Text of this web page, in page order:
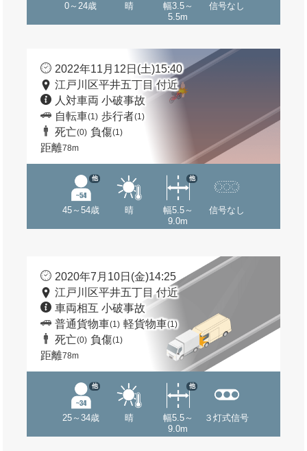
0～24歳 晴
幅3.5～
5.5m
信号なし
2022年11月12日(土)15:40
江戸川区平井五丁目 付近
人対車両 小破事故
自転車(1) 歩行者(1)
死亡(0) 負傷(1)
距離78m
45～54歳
他
晴
幅5.5～
9.0m
他
信号なし
2020年7月10日(金)14:25
江戸川区平井五丁目 付近
車両相互 小破事故
普通貨物車(1) 軽貨物車(1)
死亡(0) 負傷(1)
距離78m
25～34歳
他
晴
幅5.5～
9.0m
他
３灯式信号